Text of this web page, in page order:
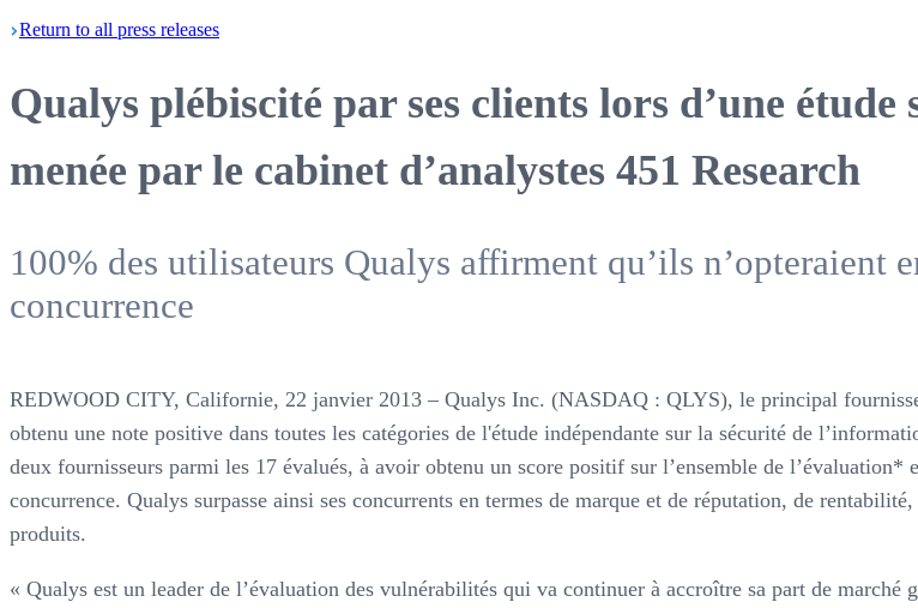
Return to all press releases
Qualys plébiscité par ses clients lors d’une
menée par le cabinet d’analystes 451 Research
100% des utilisateurs Qualys affirment qu’ils n’opteraient
concurrence
REDWOOD CITY, Californie, 22 janvier 2013 – Qualys Inc. (NASDAQ : QLYS), le principal
obtenu une note positive dans toutes les catégories de l'étude indépendante sur la sécurité de
deux fournisseurs parmi les 17 évalués, à avoir obtenu un score positif sur l’ensemble de
concurrence. Qualys surpasse ainsi ses concurrents en termes de marque et de réputation, de
produits.
« Qualys est un leader de l’évaluation des vulnérabilités qui va continuer à accroître sa part de